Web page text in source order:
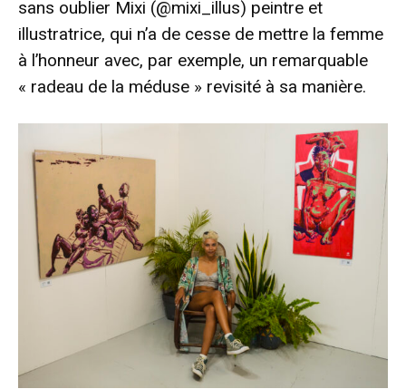
sans oublier Mixi (@mixi_illus) peintre et
illustratrice, qui n’a de cesse de mettre la femme
à l’honneur avec, par exemple, un remarquable
« radeau de la méduse » revisité à sa manière.